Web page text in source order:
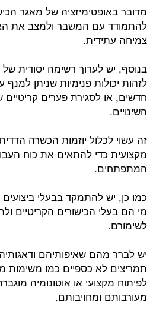
מדובר באופטימיזציה של מאגר
להתמודד עם המשבר ולמצב את
צמיחה עתידית.
בנוסף, יש לערוך רשימה יסודית של
לזהות יכולות פנימיות שניתן למנף
חדשים, או לסגירת פערים קריטיים
השינויים.
זה עשוי לכלול יוזמות הכשרה
מקצועית כדי להתאים את כוח
המתפתחים.
כמו כן, יש להתמקד בבעלי ביצועים
מי הם בעלי הכישורים הקריטיים
לשימורם.
יש לברר מהם שאיפותיהם
תמריצים לא כספיים כמו משימות
לפיתוח מקצועי או אוטונומיה
מעורבותם ומחויבותם.